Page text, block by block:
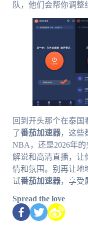
队，他们会帮你调整
回到开头那个在泰
了番茄加速器，这些
NBA，还是2026年
解说和高清直播，让
情和氛围。别再让地
试番茄加速器，享受
Spread the love